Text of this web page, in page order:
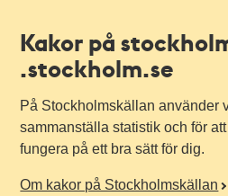
Kakor på
.stockholm.se
På Stockholmskällan använder
sammanställa statistik och för
fungera på ett bra sätt för dig.
Om kakor på Stockholmskällan